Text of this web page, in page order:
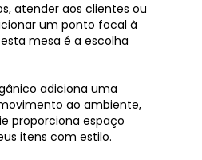
atender aos clientes ou
um ponto focal à
mesa é a escolha
adiciona uma
ao ambiente,
proporciona espaço
itens com estilo.